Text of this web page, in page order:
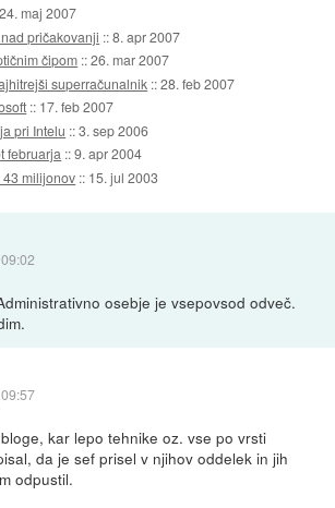
24. maj 2007
pričakovanji ::8. apr 2007
čipom ::26. mar 2007
superračunalnik ::28. feb 2007
:: 17. feb 2007
pri Intelu ::3. sep 2006
februarja ::9. apr 2004
43 milijonov :: 15. jul 2003
osebje je vsepovsod odveč.
kar lepo tehnike oz. vse po vrsti
da je sef prisel v njihov oddelek in jih
odpustil.